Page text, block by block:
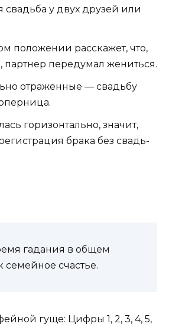
свадь­ба у двух дру­зей или
положении расскажет, что,
пар­тнер пе­реду­мал же­нить­ся.
отраженные — свадь­бу
горизонтально, значит,
брака без свадь­
гадания в общем
се­мей­ное счастье.